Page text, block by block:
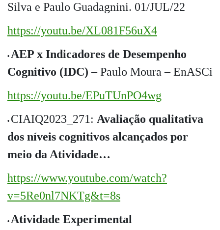
Silva e Paulo Guadagnini. 01/JUL/22
https://youtu.be/XL081F56uX4
• AEP x Indicadores de Desempenho
Cognitivo (IDC) – Paulo Moura – EnASCi
https://youtu.be/EPuTUnPO4wg
• CIAIQ2023_271: Avaliação qualitativa
dos níveis cognitivos alcançados por
meio da Atividade…
https://www.youtube.com/watch?
v=5Re0nl7NKTg&t=8s
• Atividade Experimental